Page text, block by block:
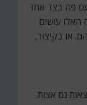
פה בצד אחד
עושים
או בקיצור,
גם אצות.